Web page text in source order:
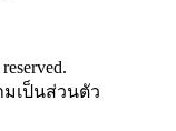
เป็นส่วนตัว